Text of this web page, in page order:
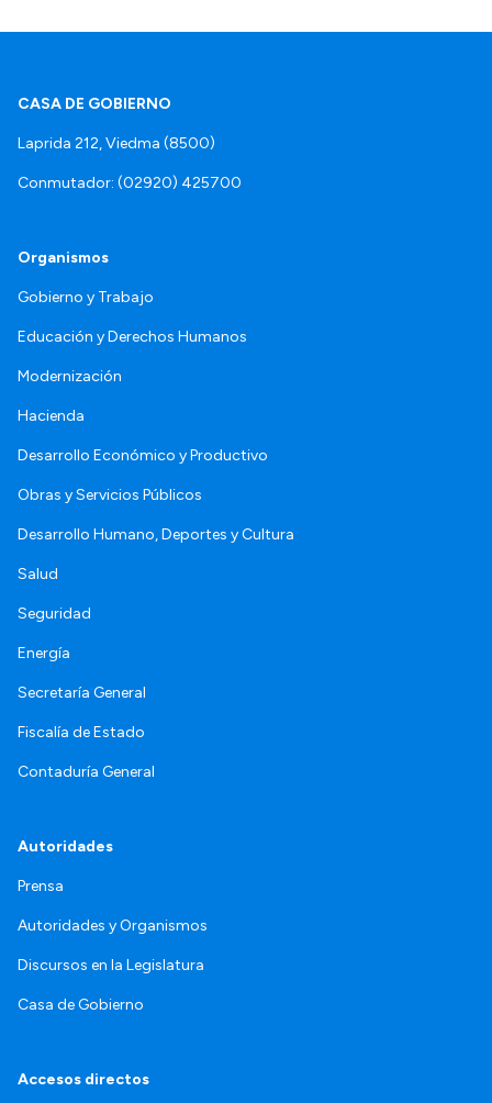
CASA DE GOBIERNO
Laprida 212, Viedma (8500)
Conmutador: (02920) 425700
Organismos
Gobierno y Trabajo
Educación y Derechos Humanos
Modernización
Hacienda
Desarrollo Económico y Productivo
Obras y Servicios Públicos
Desarrollo Humano, Deportes y Cultura
Salud
Seguridad
Energía
Secretaría General
Fiscalía de Estado
Contaduría General
Autoridades
Prensa
Autoridades y Organismos
Discursos en la Legislatura
Casa de Gobierno
Accesos directos